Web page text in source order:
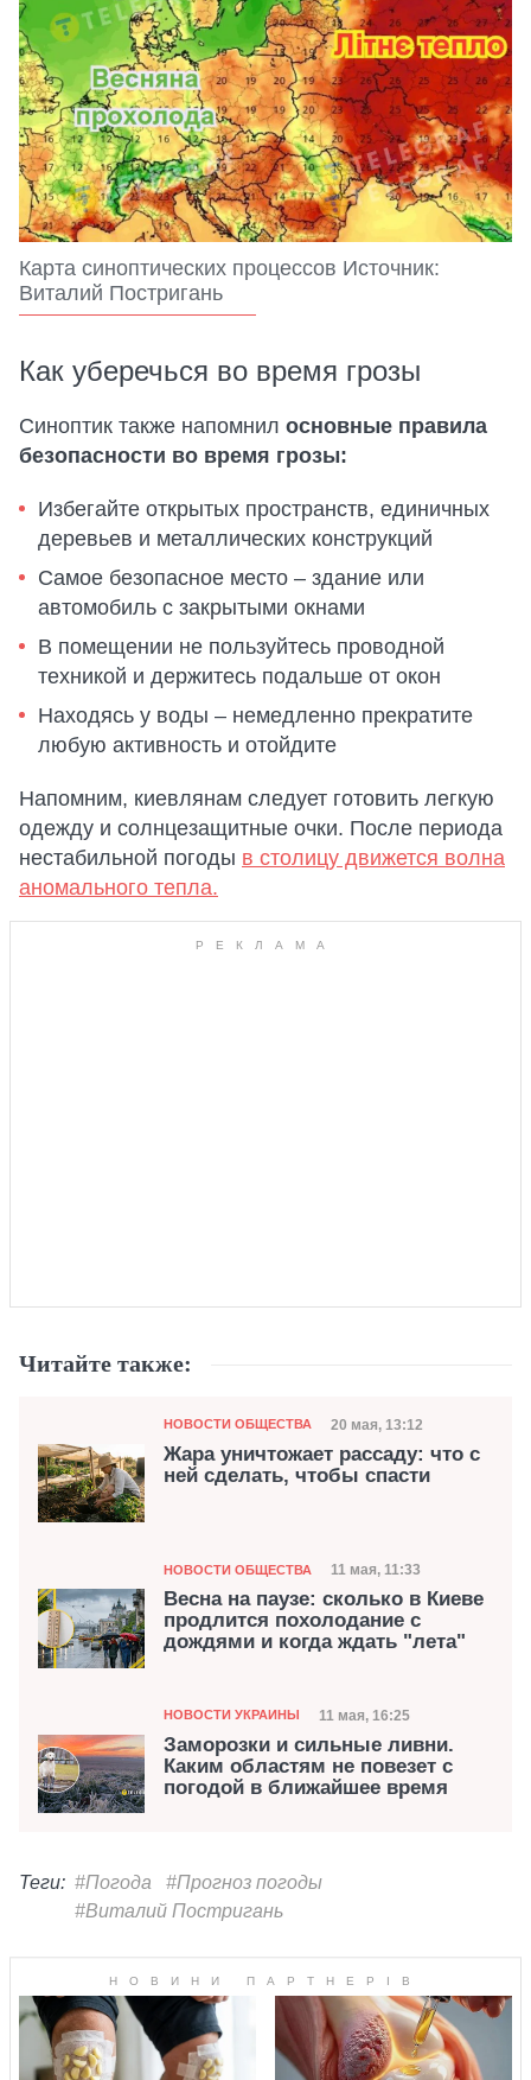
Карта синоптических процессов Источник:
Виталий Постригань
Как уберечься во время грозы
Синоптик также напомнил основные правила
безопасности во время грозы:
Избегайте открытых пространств, единичных
деревьев и металлических конструкций
Самое безопасное место – здание или
автомобиль с закрытыми окнами
В помещении не пользуйтесь проводной
техникой и держитесь подальше от окон
Находясь у воды – немедленно прекратите
любую активность и отойдите
Напомним, киевлянам следует готовить легкую
одежду и солнцезащитные очки. После периода
нестабильной погоды в столицу движется волна
аномального тепла.
Читайте также:
Категория
НОВОСТИ ОБЩЕСТВА Дата публикации
20 мая, 13:12
Жара уничтожает рассаду: что с
ней сделать, чтобы спасти
Категория
НОВОСТИ ОБЩЕСТВА Дата публикации
11 мая, 11:33
Весна на паузе: сколько в Киеве
продлится похолодание с
дождями и когда ждать "лета"
Категория
НОВОСТИ УКРАИНЫ Дата публикации
11 мая, 16:25
Заморозки и сильные ливни.
Каким областям не повезет с
погодой в ближайшее время
Теги: #Погода
#Прогноз погоды
#Виталий Постригань